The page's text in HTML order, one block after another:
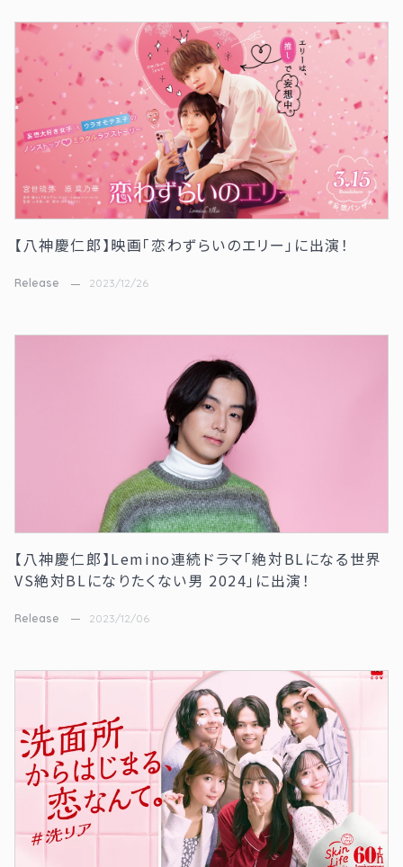
【八神慶仁郎】映画「恋わずらいのエリー」に出演！
Release 2023/12/26
【八神慶仁郎】Lemino連続ドラマ「絶対BLになる世界
VS絶対BLになりたくない男 2024」に出演！
Release 2023/12/06